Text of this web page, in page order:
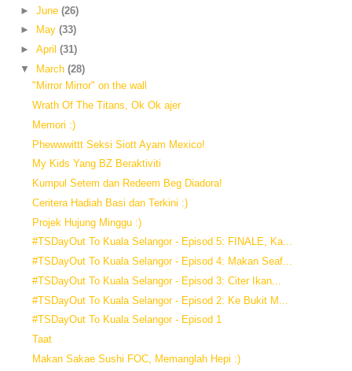
► June (26)
►
May (33)
► April (31)
▼
March (28)
"Mirror Mirror" on the wall
Wrath Of The Titans, Ok Ok ajer
Memori :)
Phewwwittt Seksi Siott Ayam Mexico!
My Kids Yang BZ Beraktiviti
Kumpul Setem dan Redeem Beg Diadora!
Ceritera Hadiah Basi dan Terkini :)
Projek Hujung Minggu :)
#TSDayOut To Kuala Selangor - Episod 5: FINALE, Ka...
#TSDayOut To Kuala Selangor - Episod 4: Makan Seaf...
#TSDayOut To Kuala Selangor - Episod 3: Citer Ikan...
#TSDayOut To Kuala Selangor - Episod 2: Ke Bukit M...
#TSDayOut To Kuala Selangor - Episod 1
Taat
Makan Sakae Sushi FOC, Memanglah Hepi :)